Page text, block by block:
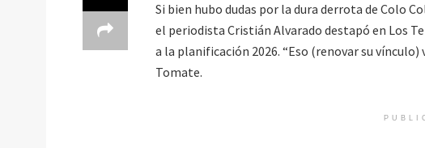
Si bien hubo dudas por la dura derrota de Colo
el periodista Cristián Alvarado destapó en Los
a la planificación 2026. “Eso (renovar su
Tomate.